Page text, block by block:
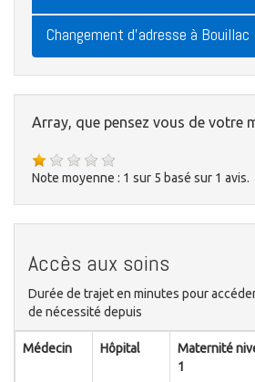
Changement d'adresse à Bouillac
Array, que pensez vous de votre
Note moyenne : 1 sur 5 basé sur 1 avis.
Accès aux soins
Durée de trajet en minutes pour
de nécessité depuis
Médecin Hôpital
Maternité
1